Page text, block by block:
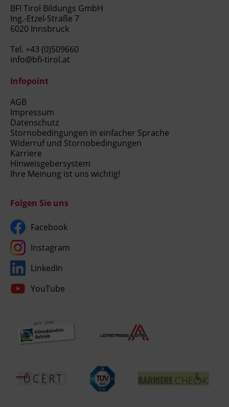
BFI Tirol Bildungs GmbH
Ing.-Etzel-Straße 7
6020 Innsbruck
Tel. +43 (0)509660
info@bfi-tirol.at
Infopoint
AGB
Impressum
Datenschutz
Stornobedingungen in einfacher Sprache
Widerruf und Stornobedingungen
Karriere
Hinweisgebersystem
Ihre Meinung ist uns wichtig!
Folgen Sie uns
Facebook
Instagram
LinkedIn
YouTube